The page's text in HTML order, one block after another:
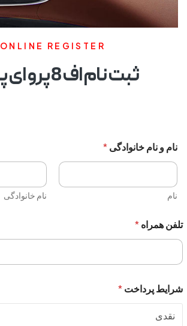
ONLINE REGISTER
ثبت نام اف 8 پرو ای پلاس
نام و نام خانوادگی*
نام نام خانوادگی
تلفن همراه*
شرایط پرداخت*